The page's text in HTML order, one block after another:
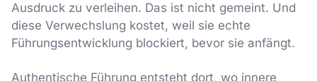
Ausdruck zu verleihen. Das ist nicht gemeint. Und
diese Verwechslung kostet, weil sie echte
Führungsentwicklung blockiert, bevor sie anfängt.
Authentische Führung entsteht dort, wo innere